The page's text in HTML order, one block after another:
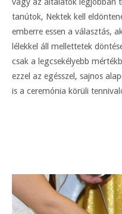
vagy az általatok legjobban
tanútok, Nektek kell
emberre essen a választás,
lélekkel áll mellettetek
csak a legcsekélyebb
ezzel az egésszel, sajnos
is a ceremónia körüli